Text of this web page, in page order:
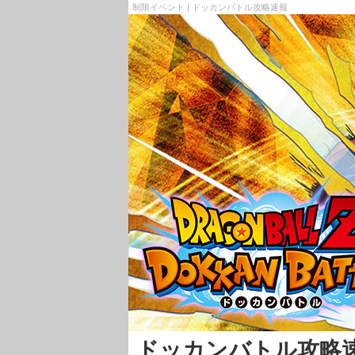
制限イベント | ドッカンバトル攻略速報
ドッカンバトル攻略